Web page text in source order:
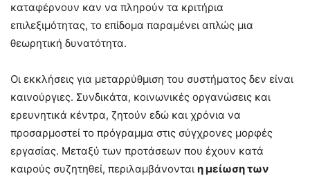
καταφέρνουν καν να πληρούν τα κριτήρια
επιλεξιμότητας, το επίδομα παραμένει απλώς μια
θεωρητική δυνατότητα.
Οι εκκλήσεις για μεταρρύθμιση του συστήματος δεν είναι
καινούργιες. Συνδικάτα, κοινωνικές οργανώσεις και
ερευνητικά κέντρα, ζητούν εδώ και χρόνια να
προσαρμοστεί το πρόγραμμα στις σύγχρονες μορφές
εργασίας. Μεταξύ των προτάσεων που έχουν κατά
καιρούς συζητηθεί, περιλαμβάνονται η μείωση των